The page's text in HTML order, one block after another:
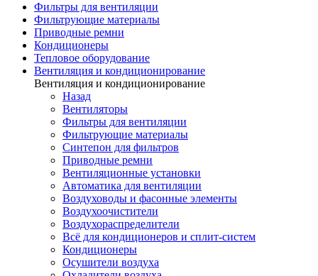
Фильтры для вентиляции
Фильтрующие материалы
Приводные ремни
Кондиционеры
Тепловое оборудование
Вентиляция и кондиционирование
Вентиляция и кондиционирование
Назад
Вентиляторы
Фильтры для вентиляции
Фильтрующие материалы
Синтепон для фильтров
Приводные ремни
Вентиляционные установки
Автоматика для вентиляции
Воздуховоды и фасонные элементы
Воздухоочистители
Воздухораспределители
Всё для кондиционеров и сплит-систем
Кондиционеры
Осушители воздуха